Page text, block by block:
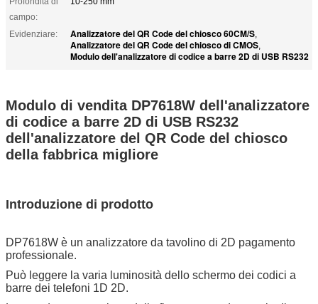
campo:
Evidenziare: Analizzatore del QR Code del chiosco 60CM/S,
Analizzatore del QR Code del chiosco di CMOS,
Modulo dell'analizzatore di codice a barre 2D di USB RS232
Modulo di vendita DP7618W dell'analizzatore
di codice a barre 2D di USB RS232
dell'analizzatore del QR Code del chiosco
della fabbrica migliore
Introduzione di prodotto
DP7618W è un analizzatore da tavolino di 2D pagamento
professionale.
Può leggere la varia luminosità dello schermo dei codici a
barre dei telefoni 1D 2D.